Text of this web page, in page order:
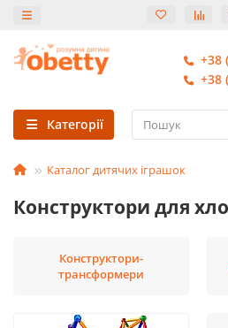
+38
+38
Категорії
Каталог дитячих іграшок
Конструктори для
Конструктори-
трансформери